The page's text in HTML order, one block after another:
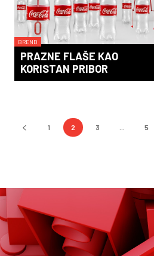
BREND
PRAZNE FLAŠE KAO
KORISTAN PRIBOR
1 2 3 5